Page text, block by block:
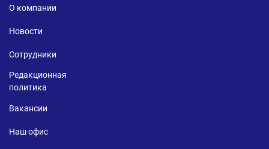
О компании
Новости
Сотрудники
Редакционная
политика
Вакансии
Наш офис